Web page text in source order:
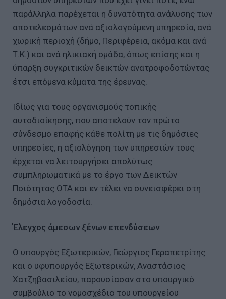
παράλληλα παρέχεται η δυνατότητα ανάλυσης των
αποτελεσμάτων ανά αξιολογούμενη υπηρεσία, ανά
χωρική περιοχή (δήμο, Περιφέρεια, ακόμα και ανά
Τ.Κ.) και ανά ηλικιακή ομάδα, όπως επίσης και η
ύπαρξη συγκριτικών δεικτών ανατροφοδοτώντας
έτσι επόμενα κύματα της έρευνας.
Ιδίως για τους οργανισμούς τοπικής
αυτοδιοίκησης, που αποτελούν τον πρώτο
σύνδεσμο επαφής κάθε πολίτη με τις δημόσιες
υπηρεσίες, η αξιολόγηση των υπηρεσιών τους
έρχεται να λειτουργήσει απολύτως
συμπληρωματικά με το έργο των Δεικτών
Ποιότητας ΟΤΑ και εν τέλει να συνεισφέρει στη
δημόσια λογοδοσία.
Έλεγχος άμεσων ξένων επενδύσεων
Ο υπουργός Εξωτερικών, Γεώργιος Γεραπετρίτης
και ο υφυπουργός Εξωτερικών, Αναστάσιος
Χατζηβασιλείου, παρουσίασαν στο υπουργικό
συμβούλιο το νομοσχέδιο του υπουργείου